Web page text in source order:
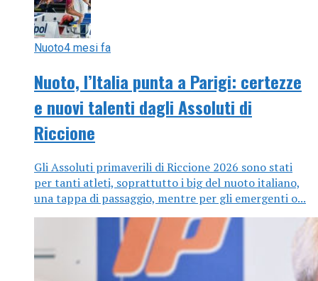
Nuoto4 mesi fa
Nuoto, l’Italia punta a Parigi: certezze
e nuovi talenti dagli Assoluti di
Riccione
Gli Assoluti primaverili di Riccione 2026 sono stati
per tanti atleti, soprattutto i big del nuoto italiano,
una tappa di passaggio, mentre per gli emergenti o...